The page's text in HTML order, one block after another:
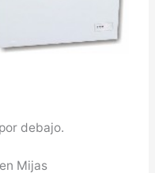
debajo.
Mijas